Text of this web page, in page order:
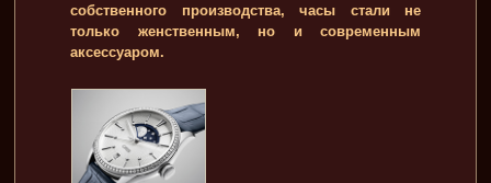
собственного производства, часы стали не
только женственным, но и современным
аксессуаром.